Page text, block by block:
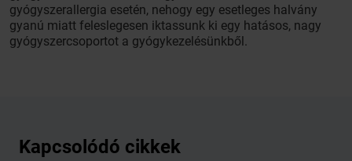
gyógyszerallergia esetén, nehogy egy esetleges halvány
gyanú miatt feleslegesen iktassunk ki egy hatásos, nagy
gyógyszercsoportot a gyógykezelésünkből.
Kapcsolódó cikkek